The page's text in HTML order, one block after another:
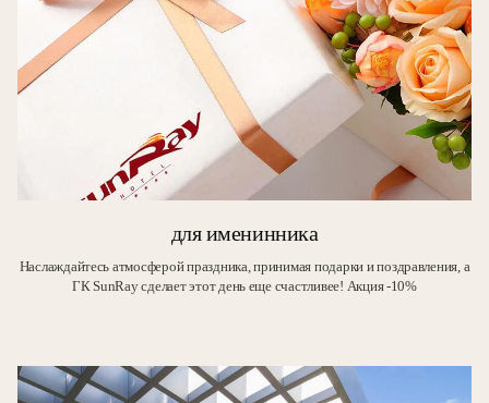
для именинника
Наслаждайтесь атмосферой праздника, принимая подарки и поздравления, а
ГК SunRay сделает этот день еще счастливее! Акция -10%